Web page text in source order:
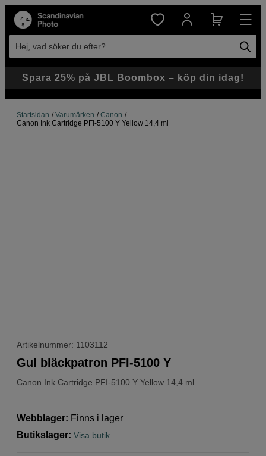
Hej, vad söker du efter?
Startsidan Varumärken
Canon
Canon Ink Cartridge PFI-5100 Y Yellow 14,4 ml
Artikelnummer: 1103112
Canon Ink Cartridge PFI-5100 Y Yellow 14,4 ml
Gul bläckpatron PFI-5100 Y
Webblager: Finns i lager
Butikslager: Visa butik
Spara 25% på JBL Boombox – köp din idag!